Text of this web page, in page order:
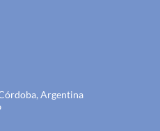
Argentina